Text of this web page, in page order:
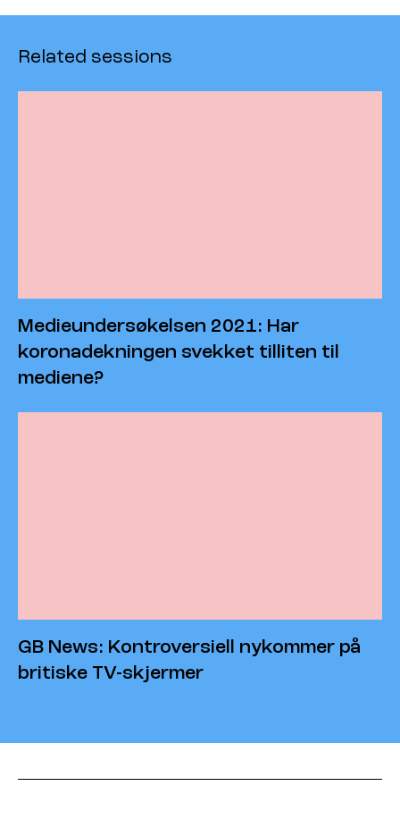
Related sessions
Medieundersøkelsen 2021: Har
koronadekningen svekket tilliten til
mediene?
GB News: Kontroversiell nykommer på
britiske TV-skjermer